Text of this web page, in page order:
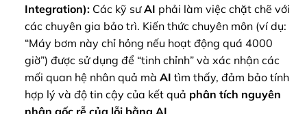
Integration):Các kỹ sưAI phải làm việc chặt chẽ với
các chuyên gia bảo trì. Kiến thức chuyên môn (ví dụ:
“Máy bơm này chỉ hỏng nếu hoạt động quá 4000
giờ”) được sử dụng để “tinh chỉnh” và xác nhận các
mối quan hệ nhân quả mà AI tìm thấy, đảm bảo tính
hợp lý và độ tin cậy của kết quả phân tích nguyên